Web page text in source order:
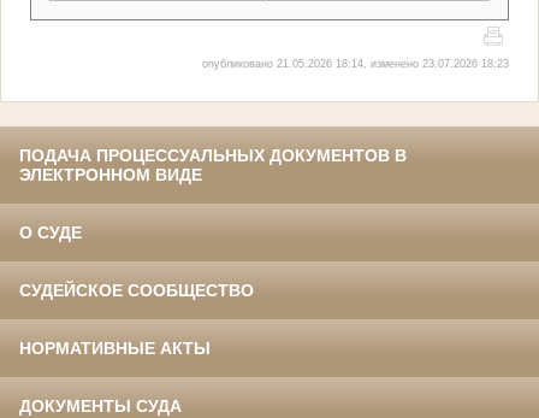
опубликовано 21.05.2026 18:14, изменено 23.07.2026 18:23
ПОДАЧА ПРОЦЕССУАЛЬНЫХ ДОКУМЕНТОВ В
ЭЛЕКТРОННОМ ВИДЕ
О СУДЕ
СУДЕЙСКОЕ СООБЩЕСТВО
НОРМАТИВНЫЕ АКТЫ
ДОКУМЕНТЫ СУДА